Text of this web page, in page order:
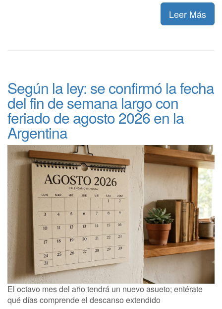
Leer Más
Según la ley: se confirmó la fecha
del fin de semana largo con
feriado de agosto 2026 en la
Argentina
El octavo mes del año tendrá un nuevo asueto; entérate
qué días comprende el descanso extendido